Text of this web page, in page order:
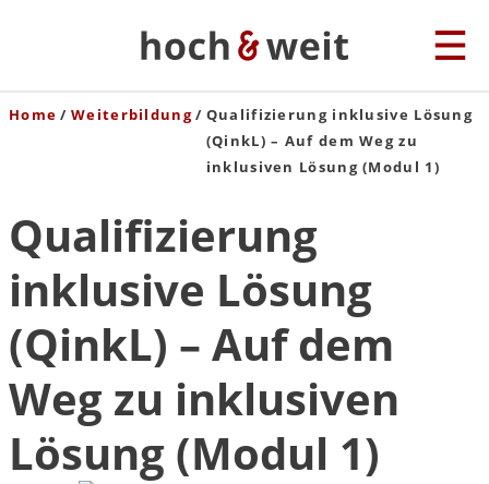
Home Weiterbildung
Qualifizierung inklusive Lösung
(QinkL) – Auf dem Weg zu
inklusiven Lösung (Modul 1)
Qualifizierung
inklusive Lösung
(QinkL) – Auf dem
Weg zu inklusiven
Lösung (Modul 1)